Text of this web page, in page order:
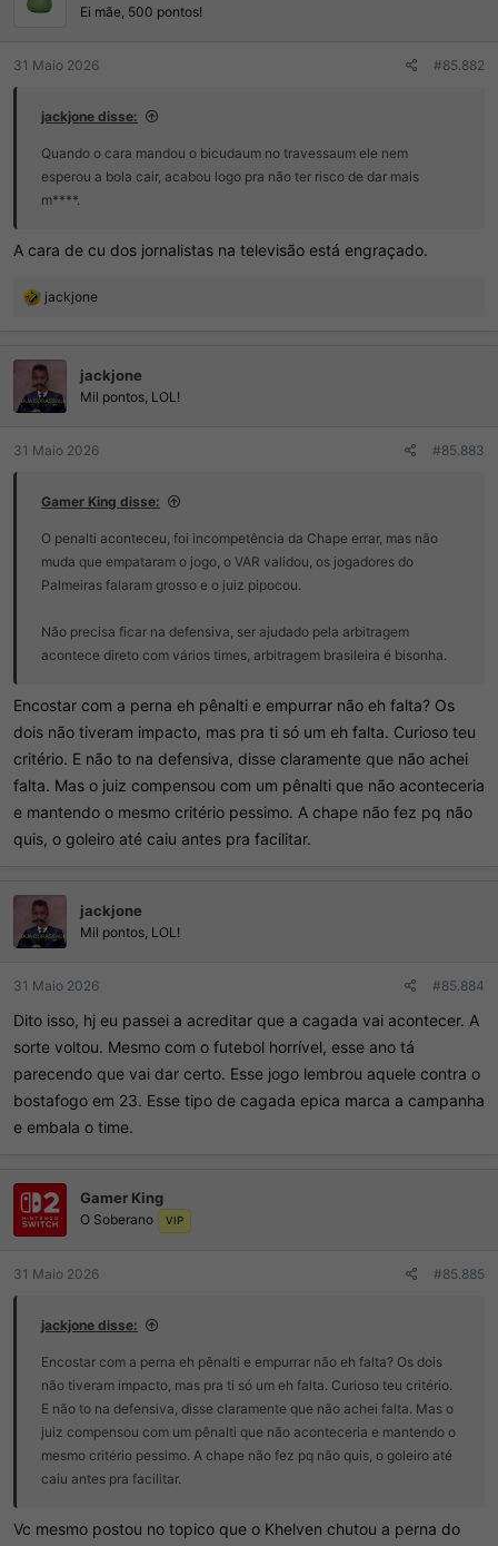
Ei mãe, 500 pontos!
31 Maio 2026 #85.882
jackjone disse:
Quando o cara mandou o bicudaum no travessaum ele nem
esperou a bola cair, acabou logo pra não ter risco de dar mais
m****.
A cara de cu dos jornalistas na televisão está engraçado.
R
ç
õ
e
s
jackjone
jackjone
Mil pontos, LOL!
31 Maio 2026 #85.883
Gamer King disse:
O penalti aconteceu, foi incompetência da Chape errar, mas não
muda que empataram o jogo, o VAR validou, os jogadores do
Palmeiras falaram grosso e o juiz pipocou.
Não precisa ficar na defensiva, ser ajudado pela arbitragem
acontece direto com vários times, arbitragem brasileira é bisonha.
Encostar com a perna eh pênalti e empurrar não eh falta? Os
dois não tiveram impacto, mas pra ti só um eh falta. Curioso teu
critério. E não to na defensiva, disse claramente que não achei
falta. Mas o juiz compensou com um pênalti que não aconteceria
e mantendo o mesmo critério pessimo. A chape não fez pq não
quis, o goleiro até caiu antes pra facilitar.
jackjone
Mil pontos, LOL!
31 Maio 2026 #85.884
Dito isso, hj eu passei a acreditar que a cagada vai acontecer. A
sorte voltou. Mesmo com o futebol horrível, esse ano tá
parecendo que vai dar certo. Esse jogo lembrou aquele contra o
bostafogo em 23. Esse tipo de cagada epica marca a campanha
e embala o time.
Gamer King
O Soberano VIP
31 Maio 2026 #85.885
jackjone disse:
Encostar com a perna eh pênalti e empurrar não eh falta? Os dois
não tiveram impacto, mas pra ti só um eh falta. Curioso teu critério.
E não to na defensiva, disse claramente que não achei falta. Mas o
juiz compensou com um pênalti que não aconteceria e mantendo o
mesmo critério pessimo. A chape não fez pq não quis, o goleiro até
caiu antes pra facilitar.
Vc mesmo postou no topico que o Khelven chutou a perna do